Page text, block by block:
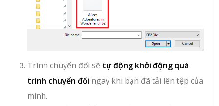
Trình chuyển đổi sẽ tự động khởi động quá
trình chuyển đổi ngay khi bạn đã tải lên tệp của
mình.